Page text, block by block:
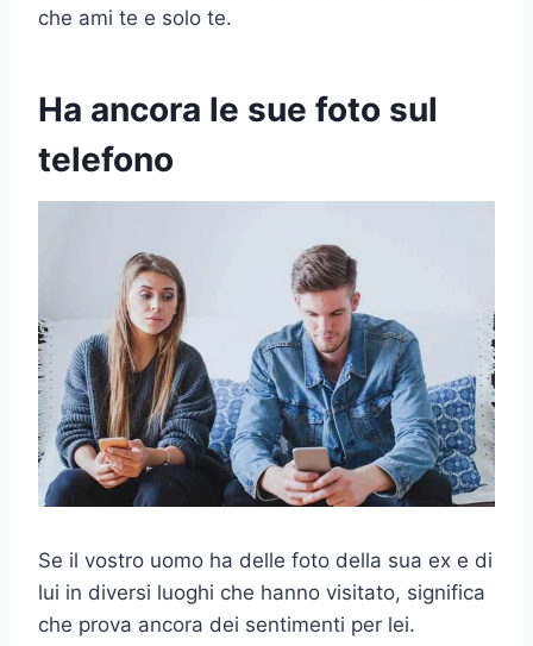
che ami te e solo te.
Ha ancora le sue foto sul
telefono
Se il vostro uomo ha delle foto della sua ex e di
lui in diversi luoghi che hanno visitato, significa
che prova ancora dei sentimenti per lei.